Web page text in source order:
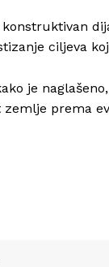
ciljeva
je
prema